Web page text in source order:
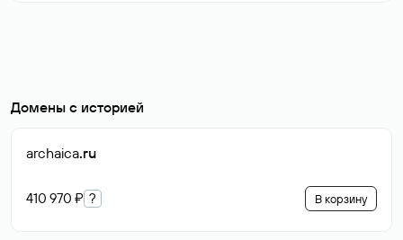
Домены с историей
archaica.ru
410 970 ₽ ? В корзину